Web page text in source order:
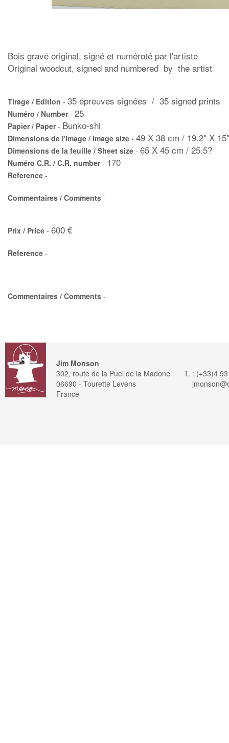
Bois gravé original, signé et numéroté par l'artiste
Original woodcut, signed and numbered by the artist
Tirage / Edition - 35 épreuves signées / 35 signed prints
Numéro / Number- 25
Papier / Paper- Bunko-shi
Dimensions de l'image / Image size - 49 X 38 cm / 19.2" X 15"
Dimensions de la feuille / Sheet size - 65 X 45 cm / 25.5?
Numéro C.R. / C.R. number- 170
Reference -
Commentaires / Comments -
Prix / Price - 600 €
Reference -
Commentaires / Comments -
Jim Monson
302, route de la Puei de la Madone
06690 - Tourette Levens
France
T. : (+33)4